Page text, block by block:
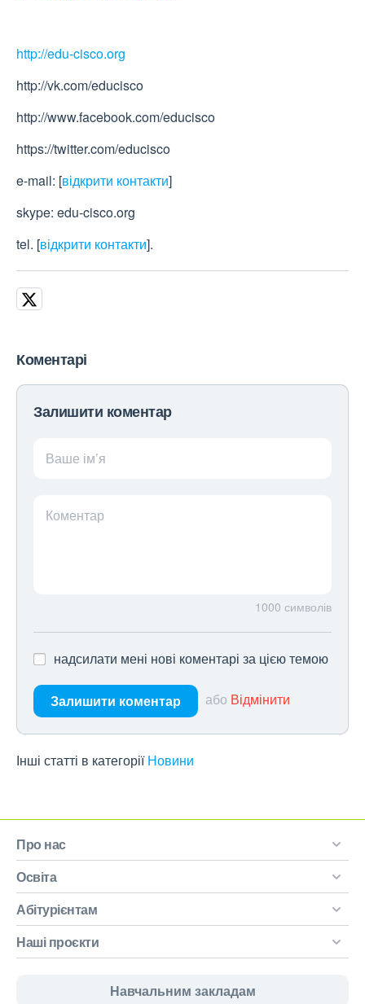
http://edu-cisco.org
http://vk.com/educisco
http://www.facebook.com/educisco
https://twitter.com/educisco
e-mail: [відкрити контакти]
skype: edu-cisco.org
tel. [відкрити контакти].
Коментарі
Залишити коментар
Ваше ім’я
Коментар
1000 символів
надсилати мені нові коментарі за цією темою
Залишити коментар або Відмінити
Інші статті в категорії Новини
Про нас
Освіта
Абітурієнтам
Наші проєкти
Навчальним закладам